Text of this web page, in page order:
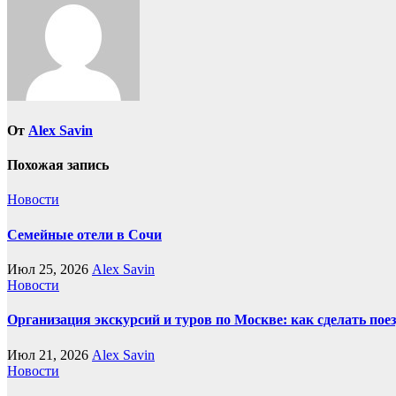
От Alex Savin
Похожая запись
Новости
Семейные отели в Сочи
Июл 25, 2026 Alex Savin
Новости
Организация экскурсий и туров по Москве: как сделать
Июл 21, 2026 Alex Savin
Новости